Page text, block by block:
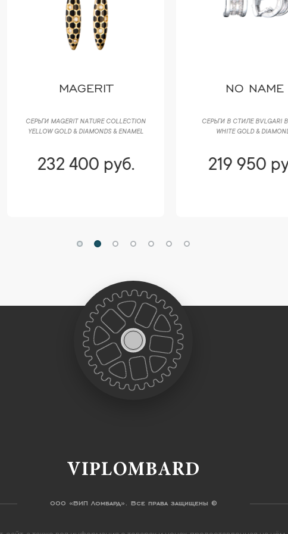
MAGERIT
MAGERIT NATURE COLLECTION
GOLD & DIAMONDS & ENAMEL
232 400 руб.
NO NAME
СЕРЬГИ В СТИЛЕ BVLGARI B.ZERO1
WHITE GOLD & DIAMONDS
219 950 руб.
VIPLOMBARD
ООО «ВИП Ломбард». Все права защищены ©